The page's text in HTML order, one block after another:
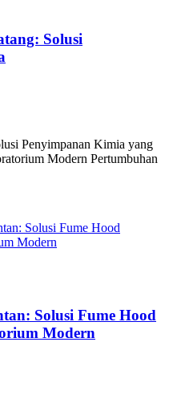
Solusi
Penyimpanan Kimia yang
Modern Pertumbuhan
Solusi Fume Hood
Modern